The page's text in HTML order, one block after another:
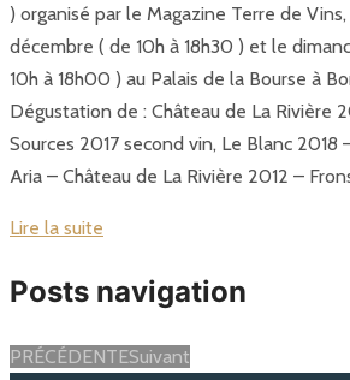
) organisé par le Magazine Terre de
décembre ( de 10h à 18h30 ) et le
10h à 18h00 ) au Palais de la Bourse à
Dégustation de : Château de La Rivière
Sources 2017 second vin, Le Blanc 2018
Aria – Château de La Rivière 2012 –
Lire la suite
Posts navigation
PRÉCÉDENTESuivant